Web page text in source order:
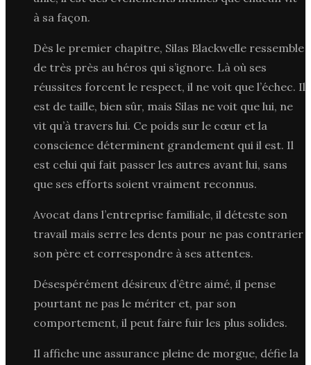
à sa façon.
Dès le premier chapitre, Silas Blackwelle ressemble
de très près au héros qui s’ignore. Là où ses
réussites forcent le respect, il ne voit que l’échec. Il
est de taille, bien sûr, mais Silas ne voit que lui, ne
vit qu’à travers lui. Ce poids sur le cœur et la
conscience déterminent grandement qui il est. Il
est celui qui fait passer les autres avant lui, sans
que ses efforts soient vraiment reconnus.
Avocat dans l’entreprise familiale, il déteste son
travail mais serre les dents pour ne pas contrarier
son père et correspondre à ses attentes.
Désespérément désireux d’être aimé, il pense
pourtant ne pas le mériter et, par son
comportement, il peut faire fuir les plus solides.
Il affiche une assurance pleine de morgue, défie la